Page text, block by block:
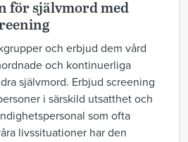
för självmord med
och erbjud dem vård
och kontinuerliga
självmord. Erbjud screening
i särskild utsatthet och
som ofta
livssituationer har den